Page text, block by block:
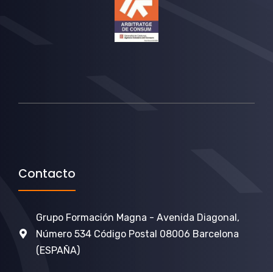
Contacto
Grupo Formación Magna - Avenida Diagonal,
Número 534 Código Postal 08006 Barcelona
(ESPAÑA)